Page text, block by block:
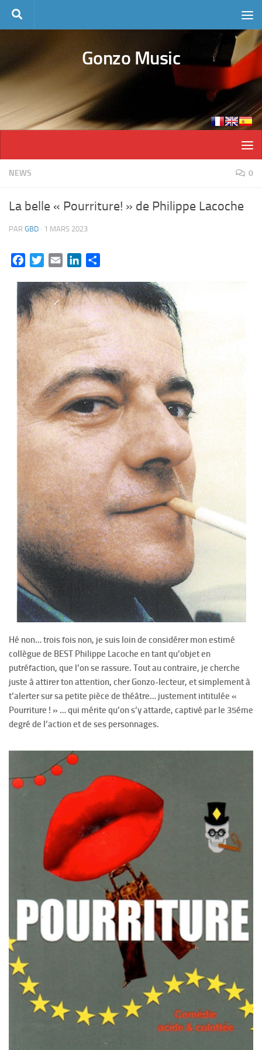
Skip to content
Gonzo Music
NEWS 0
La belle « Pourriture! » de Philippe Lacoche
PAR GBD · 1 MARS 2023
FacebookTwitterEmail LinkedIn
Hé non… trois fois non, je suis loin de considérer mon estimé
collègue de BEST Philippe Lacoche en tant qu’objet en
putréfaction, que l’on se rassure. Tout au contraire, je cherche
juste à attirer ton attention, cher Gonzo-lecteur, et simplement à
t’alerter sur sa petite pièce de théâtre… justement intitulée «
Pourriture ! » … qui mérite qu’on s’y attarde, captivé par le 35éme
degré de l’action et de ses personnages.